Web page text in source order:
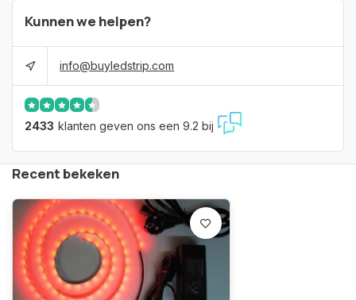
Kunnen we helpen?
info@buyledstrip.com
2433 klanten geven ons een 9.2 bij
Recent bekeken